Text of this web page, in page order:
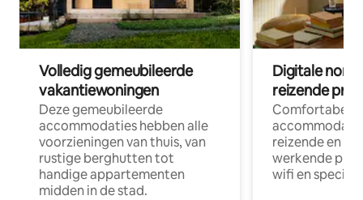
Volledig gemeubileerde
vakantiewoningen
Deze gemeubileerde
accommodaties hebben alle
voorzieningen van thuis, van
rustige berghutten tot
handige appartementen
midden in de stad.
Digitale
reizende
Comfortabele
reizende en
werkende
wifi en